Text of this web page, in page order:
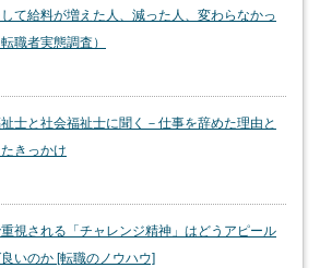
て給料が増えた人、減った人、変わらなかっ
職者実態調査）
士と社会福祉士に聞く－仕事を辞めた理由と
きっかけ
視される「チャレンジ精神」はどうアピール
いのか [転職のノウハウ]